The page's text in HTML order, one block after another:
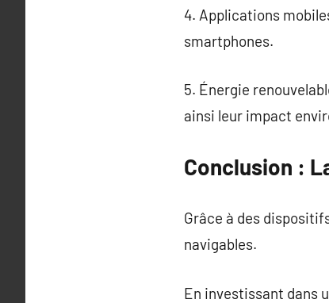
4. Applications
smartphones.
5. Énergie
ainsi leur impact
Conclusion :
Grâce à des
navigables.
En investissant dans